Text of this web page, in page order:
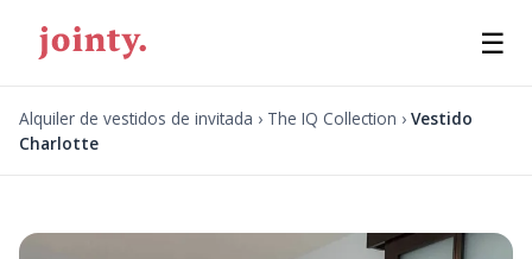
☰
Alquiler de vestidos de invitada › The IQ Collection › Vestido
Charlotte